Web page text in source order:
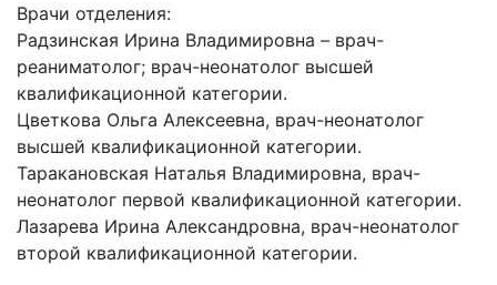
Врачи отделения:
Радзинская Ирина Владимировна – врач-
реаниматолог; врач-неонатолог высшей
квалификационной категории.
Цветкова Ольга Алексеевна, врач-неонатолог
высшей квалификационной категории.
Таракановская Наталья Владимировна, врач-
неонатолог первой квалификационной категории.
Лазарева Ирина Александровна, врач-неонатолог
второй квалификационной категории.